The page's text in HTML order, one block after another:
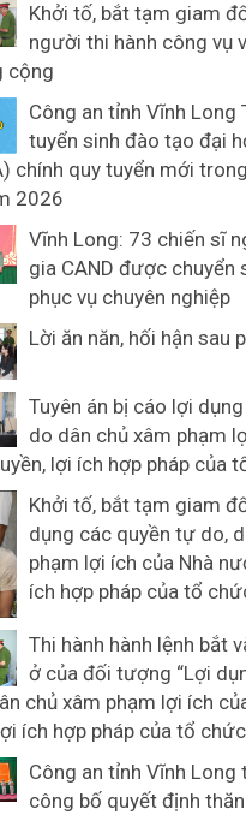
Khởi tố, bắt tạm giam
người thi hành công vụ
cộng
Công an tỉnh Vĩnh Long
tuyển sinh đào tạo đại
chính quy tuyển mới
2026
Vĩnh Long: 73 chiến sĩ
gia CAND được chuyển
phục vụ chuyên nghiệp
Lời ăn năn, hối hận sau
Tuyên án bị cáo lợi
do dân chủ xâm phạm
lợi ích hợp pháp của
Khởi tố, bắt tạm giam
dụng các quyền tự do,
phạm lợi ích của Nhà
ích hợp pháp của tổ
Thi hành hành lệnh bắt
ở của đối tượng “Lợi
chủ xâm phạm lợi ích
ích hợp pháp của tổ
Công an tỉnh Vĩnh Long
công bố quyết định